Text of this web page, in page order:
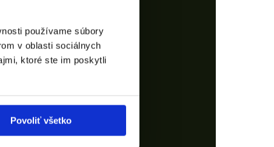
používame súbory
v oblasti sociálnych
ktoré ste im poskytli
Povoliť všetko